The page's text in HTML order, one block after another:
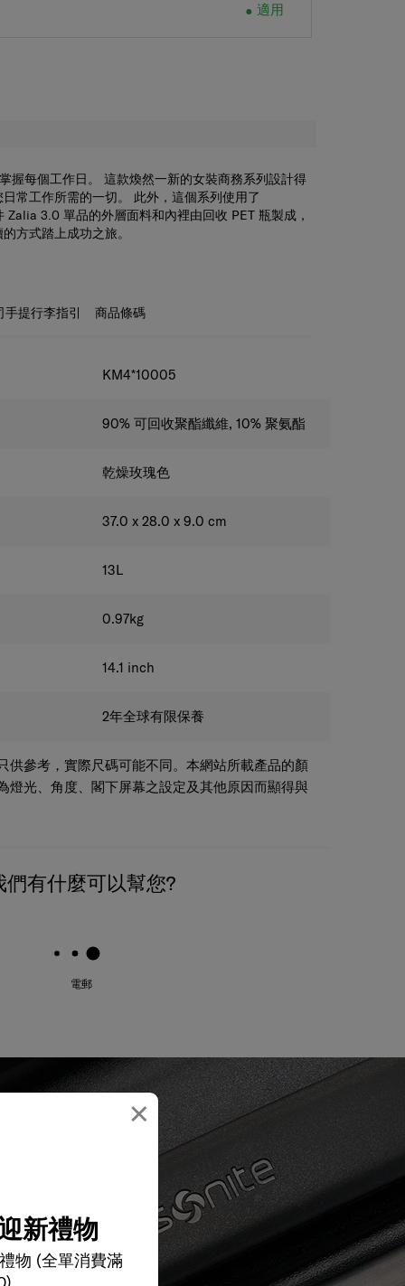
×
新禮物
物 (全單消費滿
適用
握每個工作日。 這款煥然一新的女裝商務系列設計得
常工作所需的一切。 此外，這個系列使用了
3.0 單品的外層面料和內裡由回收 PET 瓶製成，
方式踏上成功之旅。
李箱上。
提行李指引 商品條碼
KM4*10005
90% 可回收聚酯纖維, 10% 聚氨酯
乾燥玫瑰色
37.0 x 28.0 x 9.0 cm
13L
0.97kg
14.1 inch
2年全球有限保養
供參考，實際尺碼可能不同。本網站所載產品的顏
燈光、角度、閣下屏幕之設定及其他原因而顯得與
們有什麼可以幫您?
電郵